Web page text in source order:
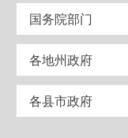
国务院部门
各地州政府
各县市政府